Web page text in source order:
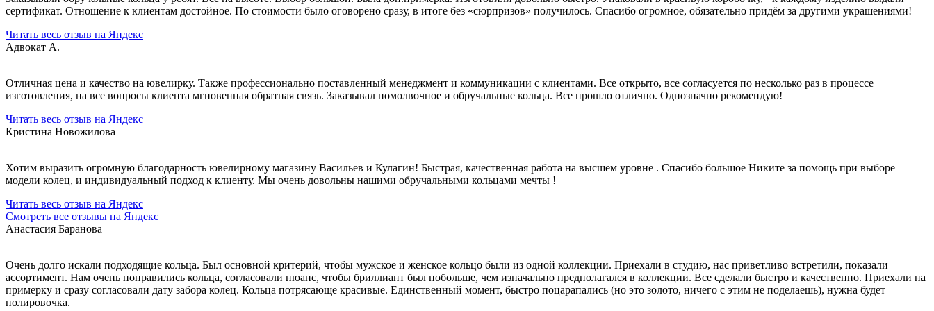
сертификат. Отношение к клиентам достойное. По стоимости было оговорено сразу, в итоге без «сюрпризов» получилось. Спасибо огромное, обязательно придём за другими украшениями!
Читать весь отзыв на Яндекс
Адвокат А.
Отличная цена и качество на ювелирку. Также профессионально поставленный менеджмент и коммуникации с клиентами. Все открыто, все согласуется по несколько раз в процессе
изготовления, на все вопросы клиента мгновенная обратная связь. Заказывал помолвочное и обручальные кольца. Все прошло отлично. Однозначно рекомендую!
Читать весь отзыв на Яндекс
Кристина Новожилова
Хотим выразить огромную благодарность ювелирному магазину Васильев и Кулагин! Быстрая, качественная работа на высшем уровне . Спасибо большое Никите за помощь при выборе
модели колец, и индивидуальный подход к клиенту. Мы очень довольны нашими обручальными кольцами мечты !
Читать весь отзыв на Яндекс
Смотреть все отзывы на Яндекс
Анастасия Баранова
Очень долго искали подходящие кольца. Был основной критерий, чтобы мужское и женское кольцо были из одной коллекции. Приехали в студию, нас приветливо встретили, показали
ассортимент. Нам очень понравились кольца, согласовали нюанс, чтобы бриллиант был побольше, чем изначально предполагался в коллекции. Все сделали быстро и качественно. Приехали на
примерку и сразу согласовали дату забора колец. Кольца потрясающе красивые. Единственный момент, быстро поцарапались (но это золото, ничего с этим не поделаешь), нужна будет
полировочка.